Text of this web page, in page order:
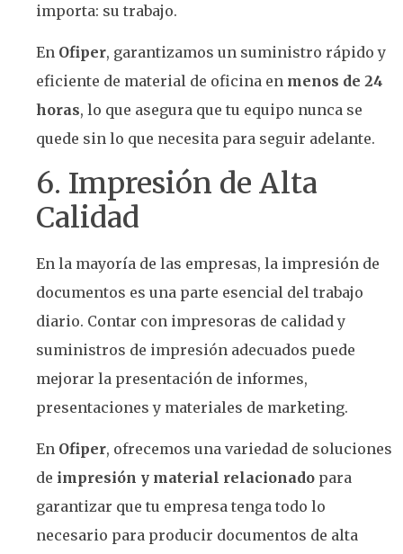
importa: su trabajo.
En Ofiper, garantizamos un suministro rápido y
eficiente de material de oficina en menos de 24
horas, lo que asegura que tu equipo nunca se
quede sin lo que necesita para seguir adelante.
6. Impresión de Alta
Calidad
En la mayoría de las empresas, la impresión de
documentos es una parte esencial del trabajo
diario. Contar con impresoras de calidad y
suministros de impresión adecuados puede
mejorar la presentación de informes,
presentaciones y materiales de marketing.
En Ofiper, ofrecemos una variedad de soluciones
de impresión y material relacionado para
garantizar que tu empresa tenga todo lo
necesario para producir documentos de alta